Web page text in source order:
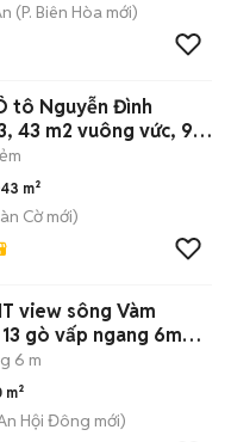
(P. Biên Hòa mới)
tô Nguyễn Đình
43 m2 vuông vức, 9.4
43 m²
Cờmới)
view sông Vàm
gò vấp ngang 6m
6 m
m²
Hội Đông mới)